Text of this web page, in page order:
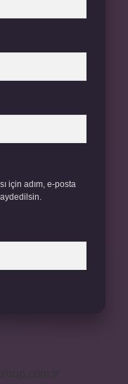
için adım, e-posta